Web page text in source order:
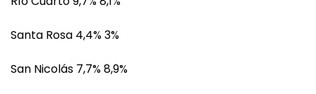
Santa Rosa 4,4% 3%
San Nicolás 7,7% 8,9%